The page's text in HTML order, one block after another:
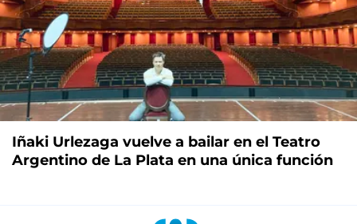
Iñaki Urlezaga vuelve a bailar en el Teatro
Argentino de La Plata en una única función